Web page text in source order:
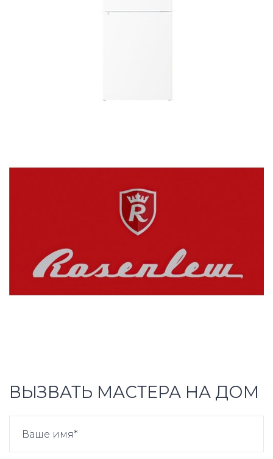
ВЫЗВАТЬ МАСТЕРА НА ДОМ